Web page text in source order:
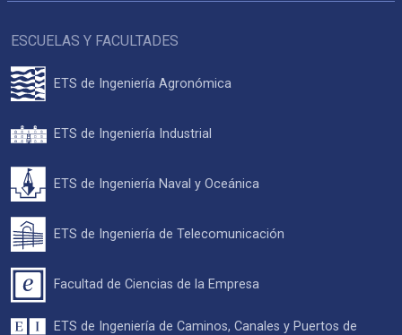
ESCUELAS Y FACULTADES
ETS de Ingeniería Agronómica
ETS de Ingeniería Industrial
ETS de Ingeniería Naval y Oceánica
ETS de Ingeniería de Telecomunicación
Facultad de Ciencias de la Empresa
ETS de Ingeniería de Caminos, Canales y Puertos de